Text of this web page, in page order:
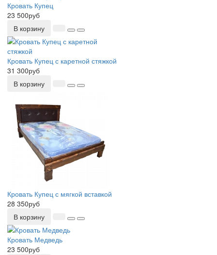
Кровать Купец
23 500руб
В корзину
Кровать Купец с каретной стяжкой
31 300руб
В корзину
Кровать Купец с мягкой вставкой
28 350руб
В корзину
Кровать Медведь
23 500руб